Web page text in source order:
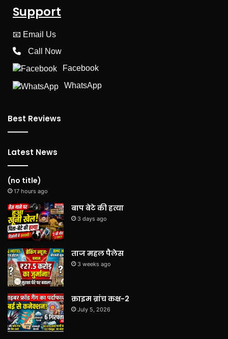
Support
📧 Email Us
Call Now
Facebook
WhatsApp
Best Reviews
Latest News
(no title)
17 hours ago
बाप बेटे की हत्या
3 days ago
ताज महल पैलेस
3 weeks ago
क्राइम ब्रांच कक्ष-2
July 5, 2026